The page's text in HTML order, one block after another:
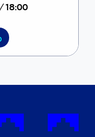
18:00